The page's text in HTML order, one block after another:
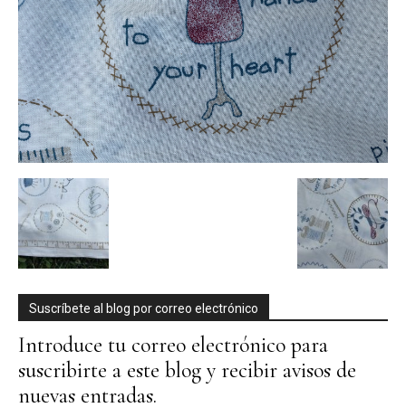
Suscríbete al blog por correo electrónico
Introduce tu correo electrónico para
suscribirte a este blog y recibir avisos de
nuevas entradas.